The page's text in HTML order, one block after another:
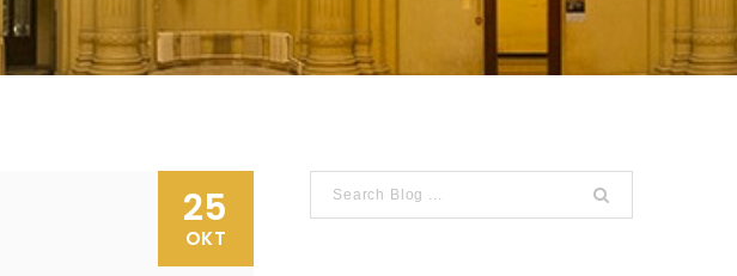
25
OKT